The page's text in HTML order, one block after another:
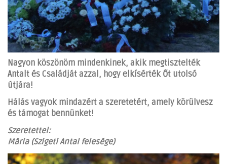
Nagyon köszönöm mindenkinek, akik megtisztelték
Antalt és Családját azzal, hogy elkísérték Őt utolsó
útjára!
Hálás vagyok mindazért a szeretetért, amely körülvesz
és támogat bennünket!
Szeretettel:
Mária (Szigeti Antal felesége)